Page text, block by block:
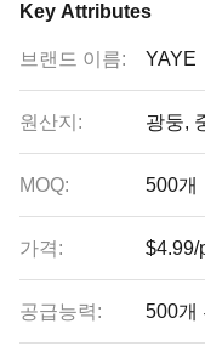
Key Attributes
브랜드 이름: YAYE
원산지: 광둥,
MOQ: 500개
가격: $4.99/
공급능력: 500개